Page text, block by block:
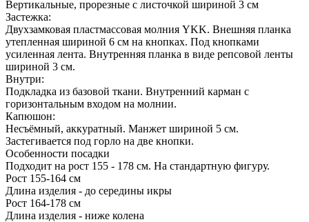
Вертикальные, прорезные с листочкой шириной 3 см
Застежка:
Двухзамковая пластмассовая молния YKK. Внешняя планка
утепленная шириной 6 см на кнопках. Под кнопками
усиленная лента. Внутренняя планка в виде репсовой ленты
шириной 3 см.
Внутри:
Подкладка из базовой ткани. Внутренний карман с
горизонтальным входом на молнии.
Капюшон:
Несъёмный, аккуратный. Манжет шириной 5 см.
Застегивается под горло на две кнопки.
Особенности посадки
Подходит на рост 155 - 178 см. На стандартную фигуру.
Рост 155-164 см
Длина изделия - до середины икры
Рост 164-178 см
Длина изделия - ниже колена